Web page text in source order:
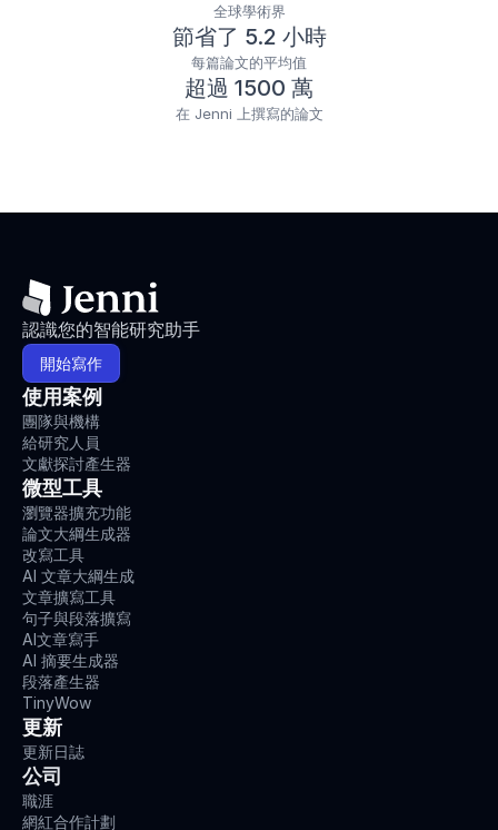
全球學術界
節省了 5.2 小時
每篇論文的平均值
超過 1500 萬
在 Jenni 上撰寫的論文
認識您的智能研究助手
開始寫作
使用案例
團隊與機構
給研究人員
文獻探討產生器
微型工具
瀏覽器擴充功能
論文大綱生成器
改寫工具
AI 文章大綱生成
文章擴寫工具
句子與段落擴寫
AI文章寫手
AI 摘要生成器
段落產生器
TinyWow
更新
更新日誌
公司
職涯
網紅合作計劃